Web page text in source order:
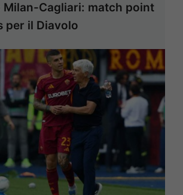
Milan-Cagliari: match point
per il Diavolo